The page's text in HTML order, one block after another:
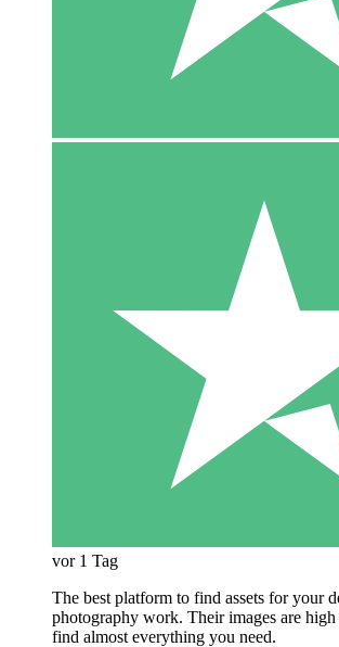
vor 1 Tag
The best platform to find assets for your
photography work. Their images are
find almost everything you need.